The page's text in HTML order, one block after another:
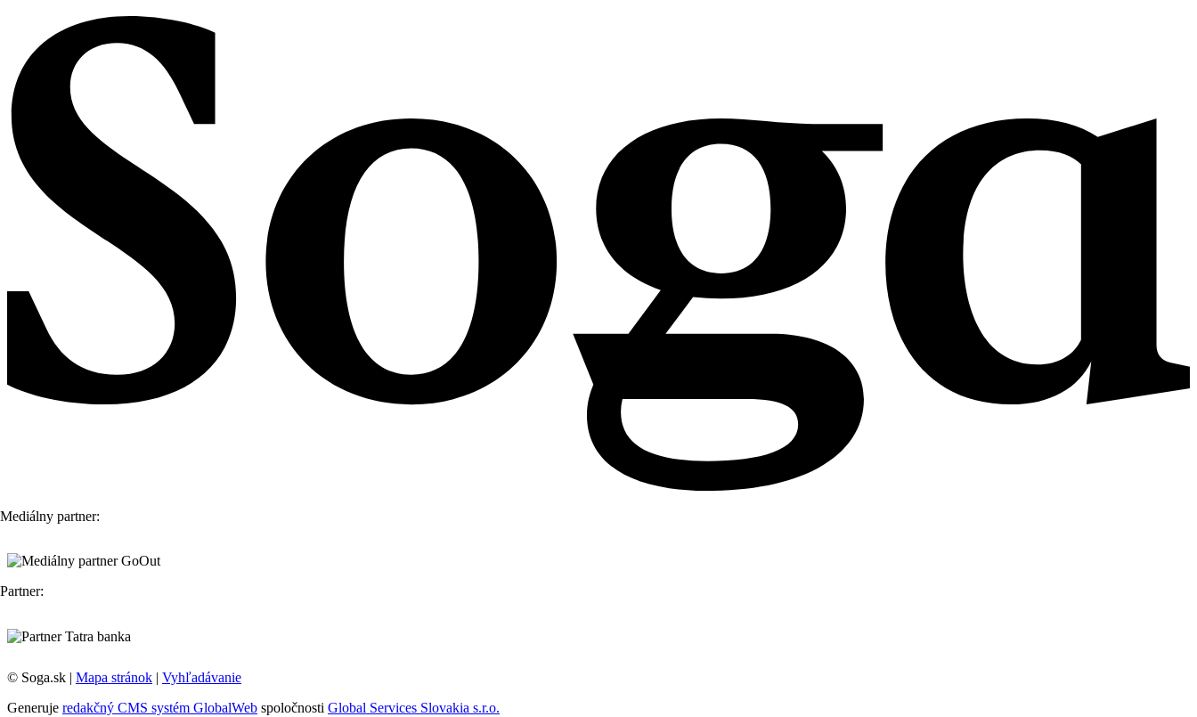
Mediálny partner:
Partner:
© Soga.sk | Mapa stránok | Vyhľadávanie
Generuje redakčný CMS systém GlobalWeb spoločnosti Global Services Slovakia s.r.o.